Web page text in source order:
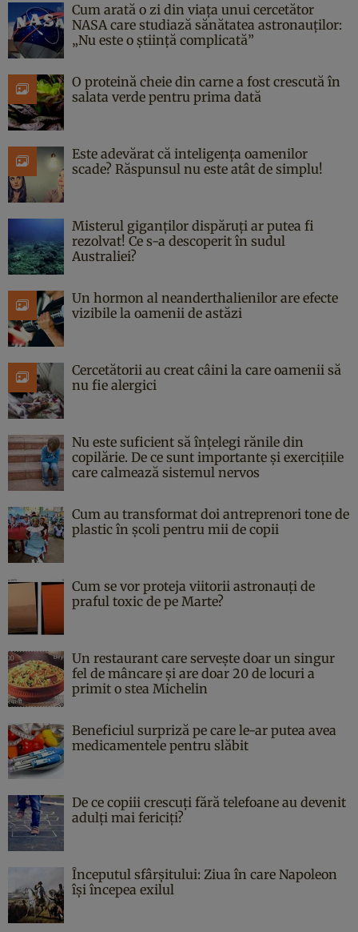
Cum arată o zi din viața unui cercetător
NASA care studiază sănătatea astronauților:
„Nu este o știință complicată”
O proteină cheie din carne a fost crescută în
salata verde pentru prima dată
Este adevărat că inteligența oamenilor
scade? Răspunsul nu este atât de simplu!
Misterul giganților dispăruți ar putea fi
rezolvat! Ce s-a descoperit în sudul
Australiei?
Un hormon al neanderthalienilor are efecte
vizibile la oamenii de astăzi
Cercetătorii au creat câini la care oamenii să
nu fie alergici
Nu este suficient să înțelegi rănile din
copilărie. De ce sunt importante și exercițiile
care calmează sistemul nervos
Cum au transformat doi antreprenori tone de
plastic în școli pentru mii de copii
Cum se vor proteja viitorii astronauți de
praful toxic de pe Marte?
Un restaurant care servește doar un singur
fel de mâncare și are doar 20 de locuri a
primit o stea Michelin
Beneficiul surpriză pe care le-ar putea avea
medicamentele pentru slăbit
De ce copiii crescuți fără telefoane au devenit
adulți mai fericiți?
Începutul sfârşitului: Ziua în care Napoleon
îşi începea exilul